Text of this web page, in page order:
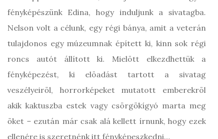
fényképészünk Edina, hogy induljunk a sivatagba.
Nelson volt a célunk, egy régi bánya, amit a veterán
tulajdonos egy múzeumnak épített ki, kinn sok régi
roncs autót állított ki. Mielött elkezdhettük a
fényképezést, ki elöadást tartott a sivatag
veszélyeiröl, horrorképeket mutatott emberekröl
akik kaktuszba estek vagy csörgökígyó marta meg
öket – ezután már csak alá kellett írnunk, hogy ezek
ellenére is szeretnénk itt fényképeszkedni…